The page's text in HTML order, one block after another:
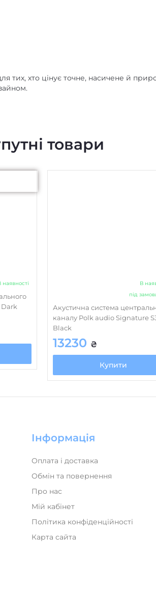
тих, хто цінує точне, насичене й
товари
наявності
Dark
В
під
Акустична система
каналу Polk audio Signature
Black
13230 ₴
Купити
Інформація
Оплата і доставка
Обмін та повернення
Про нас
Мій кабінет
Політика конфіденційності
Карта сайта